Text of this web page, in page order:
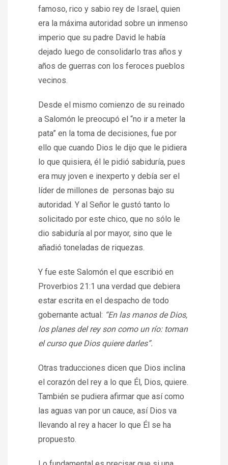
famoso, rico y sabio rey de Israel, quien
era la máxima autoridad sobre un inmenso
imperio que su padre David le había
dejado luego de consolidarlo tras años y
años de guerras con los feroces pueblos
vecinos.
Desde el mismo comienzo de su reinado
a Salomón le preocupó el “no ir a meter la
pata” en la toma de decisiones, fue por
ello que cuando Dios le dijo que le pidiera
lo que quisiera, él le pidió sabiduría, pues
era muy joven e inexperto y debía ser el
líder de millones de personas bajo su
autoridad. Y al Señor le gustó tanto lo
solicitado por este chico, que no sólo le
dio sabiduría al por mayor, sino que le
añadió toneladas de riquezas.
Y fue este Salomón el que escribió en
Proverbios 21:1 una verdad que debiera
estar escrita en el despacho de todo
gobernante actual: “En las manos de Dios,
los planes del rey son como un río: toman
el curso que Dios quiere darles”.
Otras traducciones dicen que Dios inclina
el corazón del rey a lo que Él, Dios, quiere.
También se pudiera afirmar que así como
las aguas van por un cauce, así Dios va
llevando al rey a hacer lo que Él se ha
propuesto.